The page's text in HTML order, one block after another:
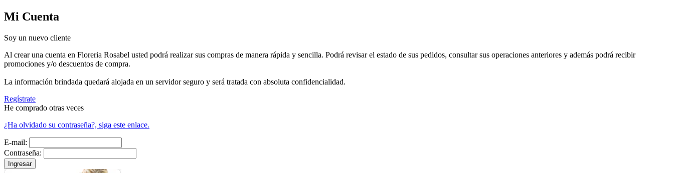
Mi Cuenta
Soy un nuevo cliente
Al crear una cuenta en Floreria Rosabel usted podrá realizar sus compras de manera rápida y sencilla. Podrá revisar el estado de sus pedidos, consultar sus operaciones anteriores y además podrá recibir
promociones y/o descuentos de compra.
La información brindada quedará alojada en un servidor seguro y será tratada con absoluta confidencialidad.
Regístrate
He comprado otras veces
¿Ha olvidado su contraseña?, siga este enlace.
E-mail:
Contraseña: